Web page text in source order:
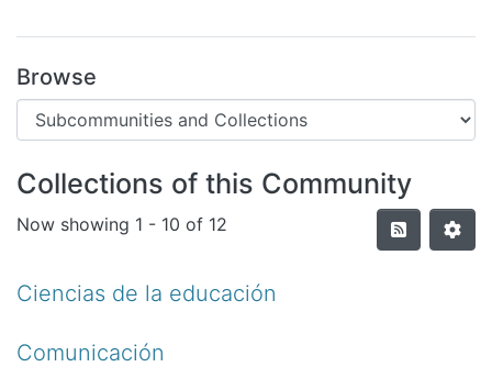
Browse
Collections of this Community
Now showing 1 - 10 of 12
Ciencias de la educación
Comunicación